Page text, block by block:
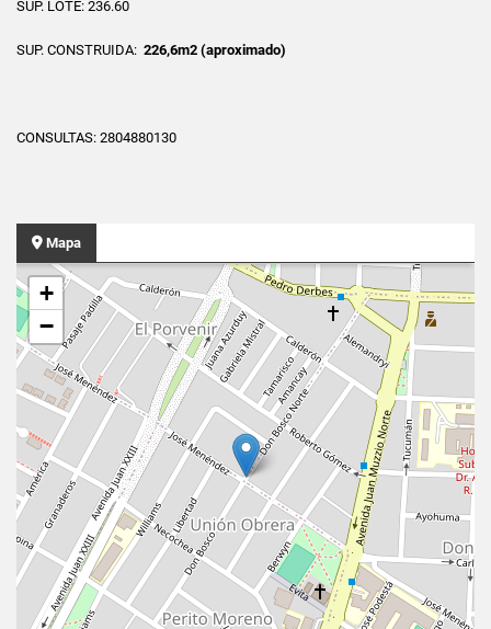
SUP. LOTE: 236.60
SUP. CONSTRUIDA: 226,6m2 (aproximado)
CONSULTAS: 2804880130
Mapa
+
−